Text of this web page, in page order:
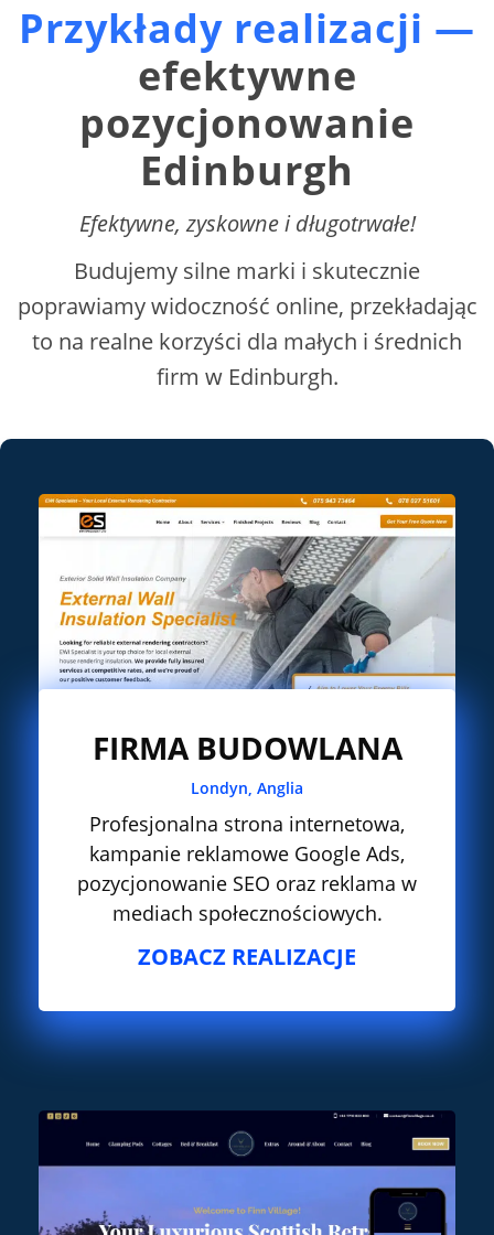
Przykłady realizacji —
efektywne
pozycjonowanie
Edinburgh
Efektywne, zyskowne i długotrwałe!
Budujemy silne marki i skutecznie
poprawiamy widoczność online, przekładając
to na realne korzyści dla małych i średnich
firm w Edinburgh.
FIRMA BUDOWLANA
Londyn, Anglia
Profesjonalna strona internetowa,
kampanie reklamowe Google Ads,
pozycjonowanie SEO oraz reklama w
mediach społecznościowych.
ZOBACZ REALIZACJE